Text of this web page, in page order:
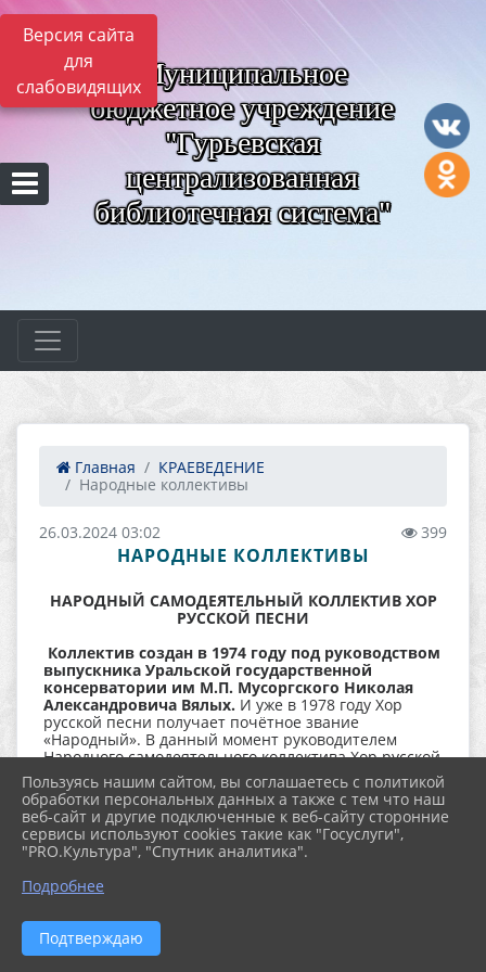
Версия сайта
для
слабовидящих Муниципальное
бюджетное учреждение
"Гурьевская
централизованная
библиотечная система"
Главная
КРАЕВЕДЕНИЕ
Народные коллективы
26.03.2024 03:02 399
НАРОДНЫЕ КОЛЛЕКТИВЫ
НАРОДНЫЙ САМОДЕЯТЕЛЬНЫЙ КОЛЛЕКТИВ ХОР
РУССКОЙ ПЕСНИ
Коллектив создан в 1974 году под руководством
выпускника Уральской государственной
консерватории им М.П. Мусоргского Николая
Александровича Вялых. И уже в 1978 году Хор
русской песни получает почётное звание
«Народный». В данный момент руководителем
Народного самодеятельного коллектива Хор русской
песни им. Н. Вялых является Инга Викторовна
Сизикова.
Пользуясь нашим сайтом, вы соглашаетесь с политикой
обработки персональных данных а также с тем что наш
веб-сайт и другие подключенные к веб-сайту сторонние
сервисы используют cookies такие как "Госуслуги",
"PRO.Культура", "Спутник аналитика".
Подробнее
Подтверждаю